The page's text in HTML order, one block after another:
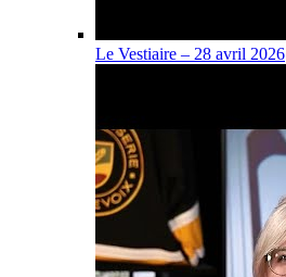
Le Vestiaire – 28 avril 2026